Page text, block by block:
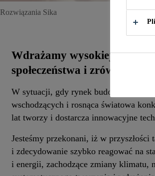
Rozwiązania Sika
Wdrażamy wysokiej jakości
społeczeństwa i
W sytuacji, gdy rynek budowlany stoi
wschodzących i rosnąca światowa
lat tworzy i dostarcza innowacyjne
Jesteśmy przekonani, iż w
i zdecydowanie szybko reagować na
i energii, zachodzące zmiany klimatu,